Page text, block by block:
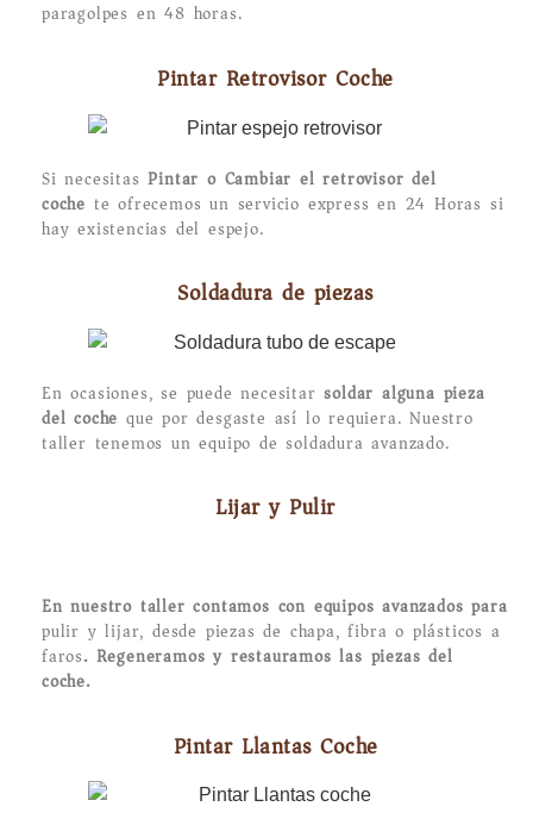
paragolpes en 48 horas.
Pintar Retrovisor Coche
Si necesitasPintar o Cambiar el retrovisor del
coche te ofrecemos un servicio express en 24 Horas si
hay existencias del espejo.
Soldadura de piezas
En ocasiones, se puede necesitarsoldar alguna pieza
del coche que por desgaste así lo requiera. Nuestro
taller tenemos un equipo de soldadura avanzado.
Lijar y Pulir
En nuestro taller contamos con equipos avanzados para
pulir y lijar, desde piezas de chapa, fibra o plásticos a
faros. Regeneramos y restauramos las piezas del
coche.
Pintar Llantas Coche